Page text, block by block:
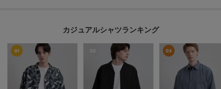
カジュアルシャツランキング